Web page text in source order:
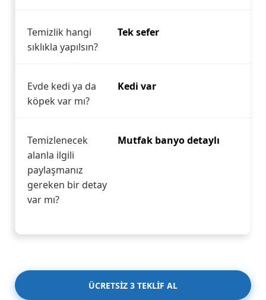
Temizlik hangi
sıklıkla yapılsın?
Tek sefer
Evde kedi ya da
köpek var mı?
Kedi var
Temizlenecek
alanla ilgili
paylaşmanız
gereken bir detay
var mı?
Mutfak banyo detaylı
ÜCRETSİZ 3 TEKLİF AL